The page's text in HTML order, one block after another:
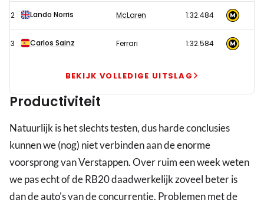
rake
uit
testdag
Bahrein
2 Lando Norris McLaren 1:32.484
3 Carlos Sainz Ferrari 1:32.584
BEKIJK VOLLEDIGE UITSLAG
Productiviteit
Natuurlijk is het slechts testen, dus harde conclusies
kunnen we (nog) niet verbinden aan de enorme
voorsprong van Verstappen. Over ruim een week weten
we pas echt of de RB20 daadwerkelijk zoveel beter is
dan de auto's van de concurrentie. Problemen met de